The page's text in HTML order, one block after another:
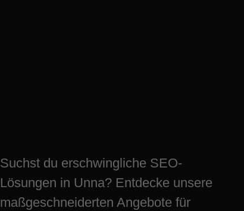
Suchst du erschwingliche SEO-
Lösungen in Unna? Entdecke unsere
maßgeschneiderten Angebote für